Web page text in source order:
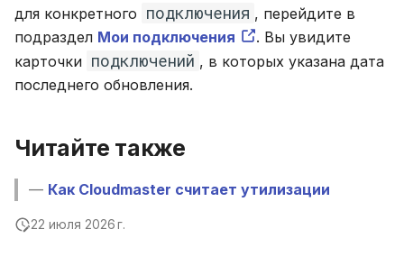
для конкретного подключения , перейдите в
подраздел Мои подключения
. Вы увидите
карточки подключений , в которых указана дата
последнего обновления.
Читайте также
— Как Cloudmaster считает утилизации
22 июля 2026 г.